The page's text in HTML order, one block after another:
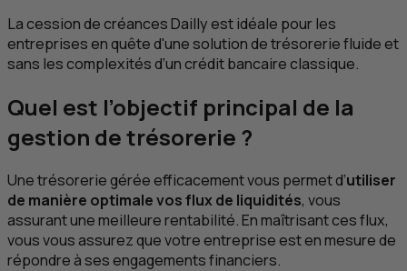
La cession de créances Dailly est idéale pour les
entreprises en quête d'une solution de trésorerie fluide et
sans les complexités d’un crédit bancaire classique.
Quel est l’objectif principal de la
gestion de trésorerie ?
Une trésorerie gérée efficacement vous permet d’utiliser
de manière optimale vos flux de liquidités, vous
assurant une meilleure rentabilité. En maîtrisant ces flux,
vous vous assurez que votre entreprise est en mesure de
répondre à ses engagements financiers.